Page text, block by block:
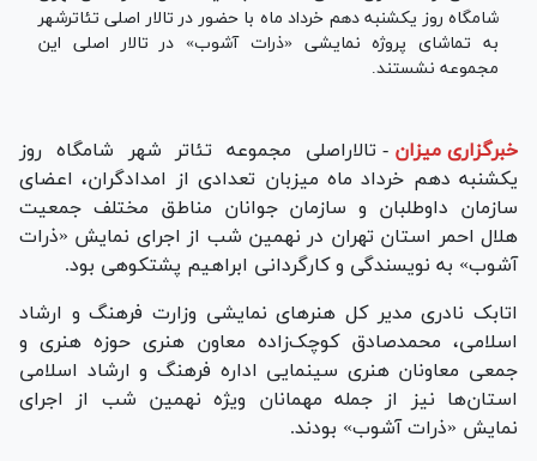
شامگاه روز یکشنبه دهم خرداد ماه با حضور در تالار اصلی تئاترشهر
به تماشای پروژه نمایشی «ذرات آشوب» در تالار اصلی این
مجموعه نشستند.
خبرگزاری میزان - تالاراصلی مجموعه تئاتر شهر شامگاه روز
یکشنبه دهم خرداد ماه میزبان تعدادی از امدادگران، اعضای
سازمان داوطلبان و سازمان جوانان مناطق مختلف جمعیت
هلال احمر استان تهران در نهمین شب از اجرای نمایش «ذرات
آشوب» به نویسندگی و کارگردانی ابراهیم پشتکوهی بود.
اتابک نادری مدیر کل هنر‌های نمایشی وزارت فرهنگ و ارشاد
اسلامی، محمدصادق کوچک‌زاده معاون هنری حوزه هنری و
جمعی معاونان هنری سینمایی اداره فرهنگ و ارشاد اسلامی
استان‌ها نیز از جمله مهمانان ویژه نهمین شب از اجرای
نمایش «ذرات آشوب» بودند.